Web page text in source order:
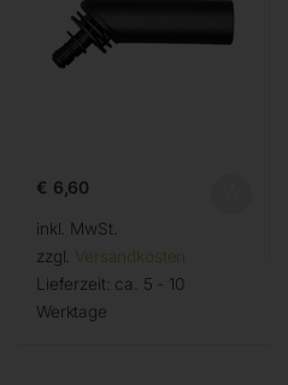
€ 6,60
inkl. MwSt.
zzgl. Versandkosten
Lieferzeit: ca. 5 - 10
Werktage